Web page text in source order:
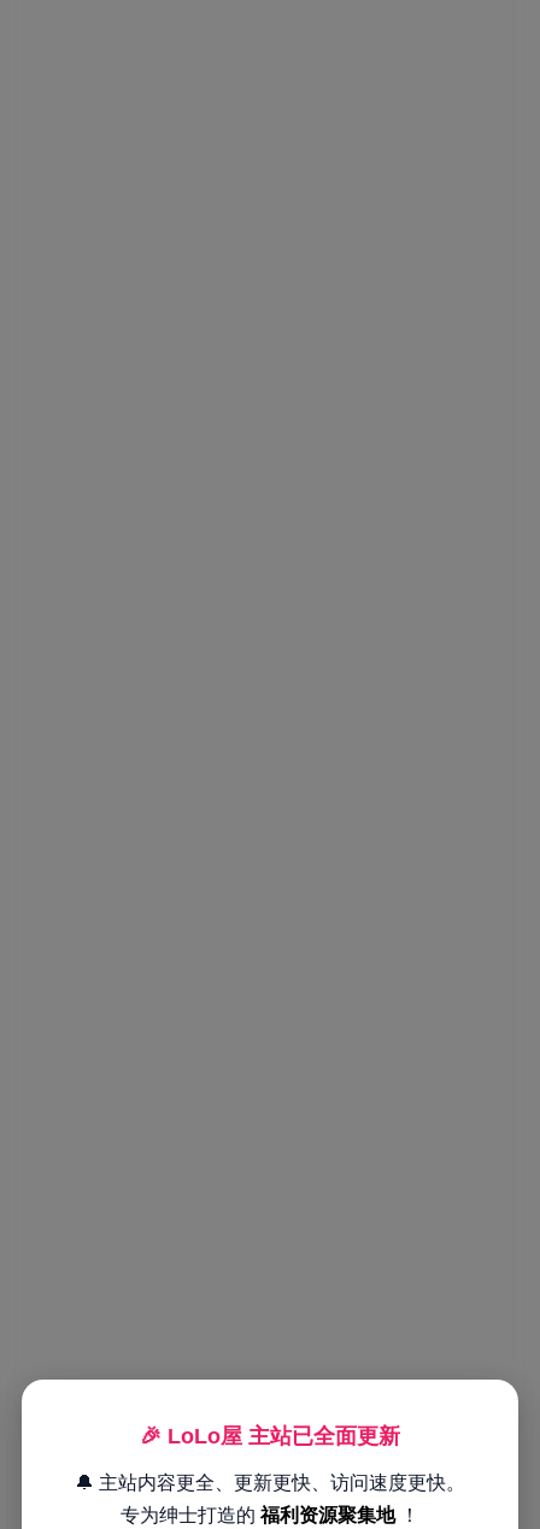
🎉 LoLo屋 主站已全面更新
🔔 主站内容更全、更新更快、访问速度更快。
专为绅士打造的福利资源聚集地 ！